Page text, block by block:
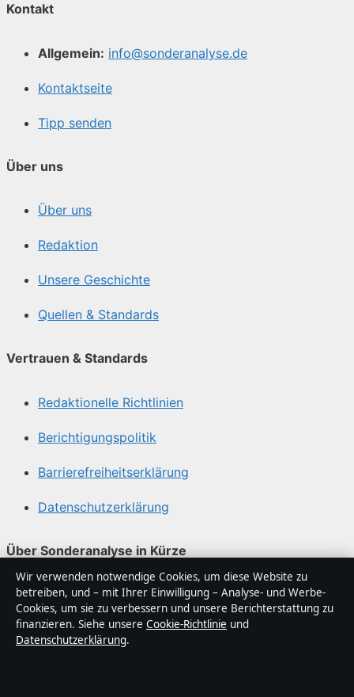
Kontakt
Allgemein: info@sonderanalyse.de
Kontaktseite
Tipp senden
Über uns
Über uns
Redaktion
Unsere Geschichte
Quellen & Standards
Vertrauen & Standards
Redaktionelle Richtlinien
Berichtigungspolitik
Barrierefreiheitserklärung
Datenschutzerklärung
Über Sonderanalyse in Kürze
Sonderanalyse ist ein unabhängiger digitaler
Nachrichtenanbieter mit Fokus auf Politik, Wirtschaft,
Technik und Gesellschaft in Deutschland. Jeder Artikel
trägt eine Byline, wird von einem Redakteur geprüft und
Wir verwenden notwendige Cookies, um diese Website zu
betreiben, und – mit Ihrer Einwilligung – Analyse- und Werbe-
Cookies, um sie zu verbessern und unsere Berichterstattung zu
finanzieren. Siehe unsere Cookie-Richtlinie und
Datenschutzerklärung.